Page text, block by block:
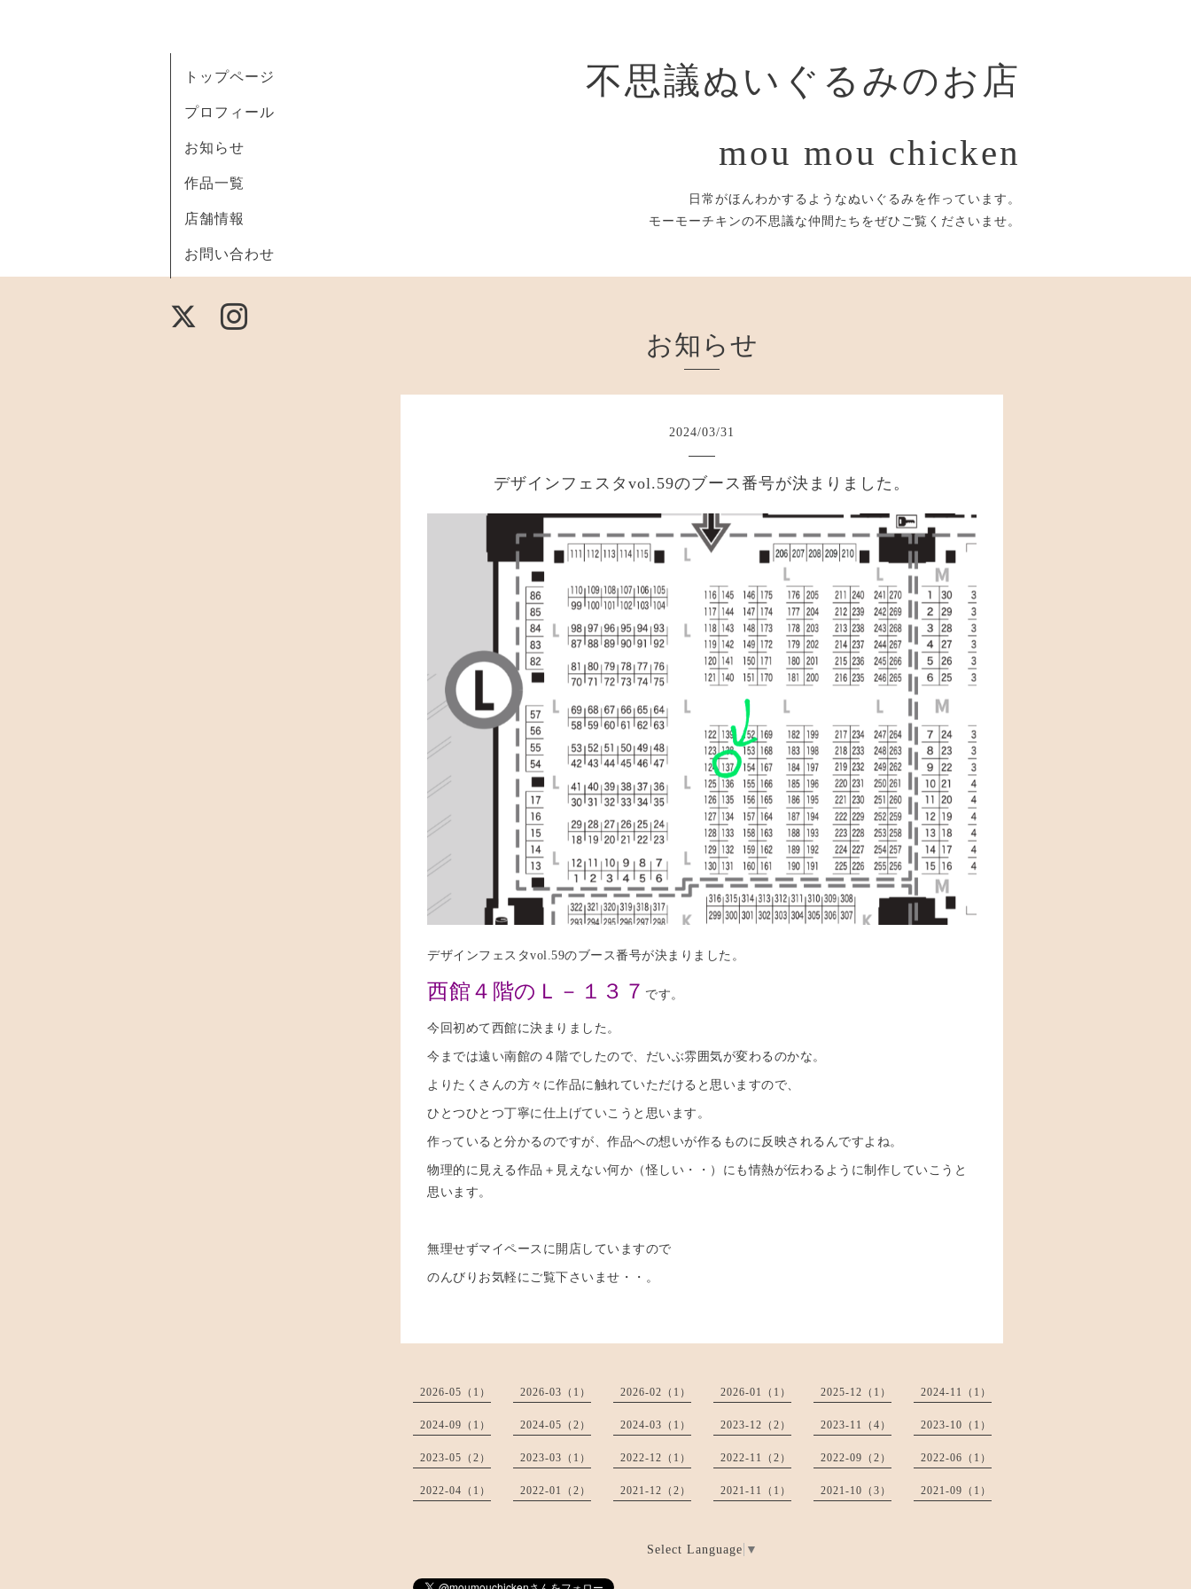
不思議ぬいぐるみのお店
mou mou chicken
日常がほんわかするようなぬいぐるみを作っています。
モーモーチキンの不思議な仲間たちをぜひご覧くださいませ。
トップページ
プロフィール
お知らせ
作品一覧
店舗情報
お問い合わせ
お知らせ
2024/03/31
デザインフェスタvol.59のブース番号が決まりました。
デザインフェスタvol.59のブース番号が決まりました。
西館４階のＬ－１３７ です。
今回初めて西館に決まりました。
今までは遠い南館の４階でしたので、だいぶ雰囲気が変わるのかな。
よりたくさんの方々に作品に触れていただけると思いますので、
ひとつひとつ丁寧に仕上げていこうと思います。
作っていると分かるのですが、作品への想いが作るものに反映されるんですよね。
物理的に見える作品＋見えない何か（怪しい・・）にも情熱が伝わるように制作していこうと
思います。
無理せずマイペースに開店していますので
のんびりお気軽にご覧下さいませ・・。
2026-05（1） 2026-03（1） 2026-02（1） 2026-01（1） 2025-12（1） 2024-11（1）
2024-09（1） 2024-05（2） 2024-03（1） 2023-12（2） 2023-11（4） 2023-10（1）
2023-05（2） 2023-03（1） 2022-12（1） 2022-11（2） 2022-09（2） 2022-06（1）
2022-04（1） 2022-01（2） 2021-12（2） 2021-11（1） 2021-10（3） 2021-09（1）
Select Language ▼